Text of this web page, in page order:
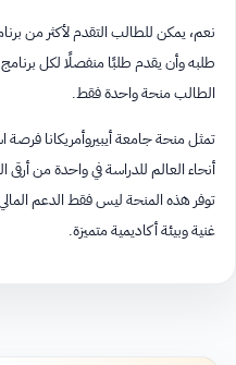
نعم، يمكن للطالب التقدم لأكثر من
طلبه وأن يقدم طلبًا منفصلًا لكل
الطالب منحة واحدة فقط.
تمثل منحة جامعة أيبيروأمريكانا
أنحاء العالم للدراسة في واحدة من أرقى
توفر هذه المنحة ليس فقط الدعم
غنية وبيئة أكاديمية متميزة.